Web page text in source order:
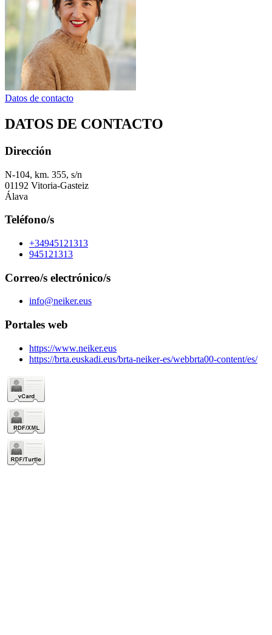
Datos de contacto
DATOS DE CONTACTO
Dirección
N-104, km. 355, s/n
01192 Vitoria-Gasteiz
Álava
Teléfono/s
+34945121313
945121313
Correo/s electrónico/s
info@neiker.eus
Portales web
https://www.neiker.eus
https://brta.euskadi.eus/brta-neiker-es/webbrta00-content/es/